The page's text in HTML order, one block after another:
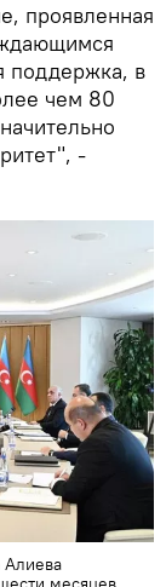
проявленная
поддержка, в
чем 80
-
Алиева